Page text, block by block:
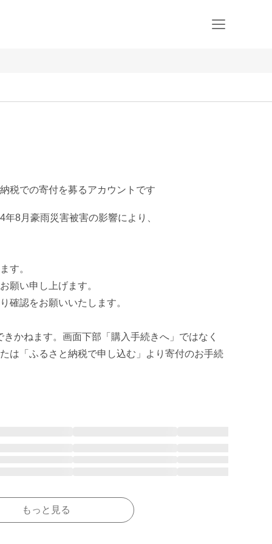
税での寄付を募るアカウントです
8月豪雨災害被害の影響により、
す。
願い申し上げます。
確認をお願いいたします。
かねます。画面下部「購入手続きへ」ではなく
は「ふるさと納税で申し込む」より寄付のお手続
もっと見る